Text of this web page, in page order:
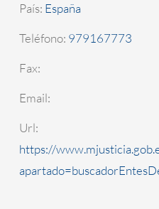
País: España
Teléfono: 979167773
Fax:
Email:
Url:
https://